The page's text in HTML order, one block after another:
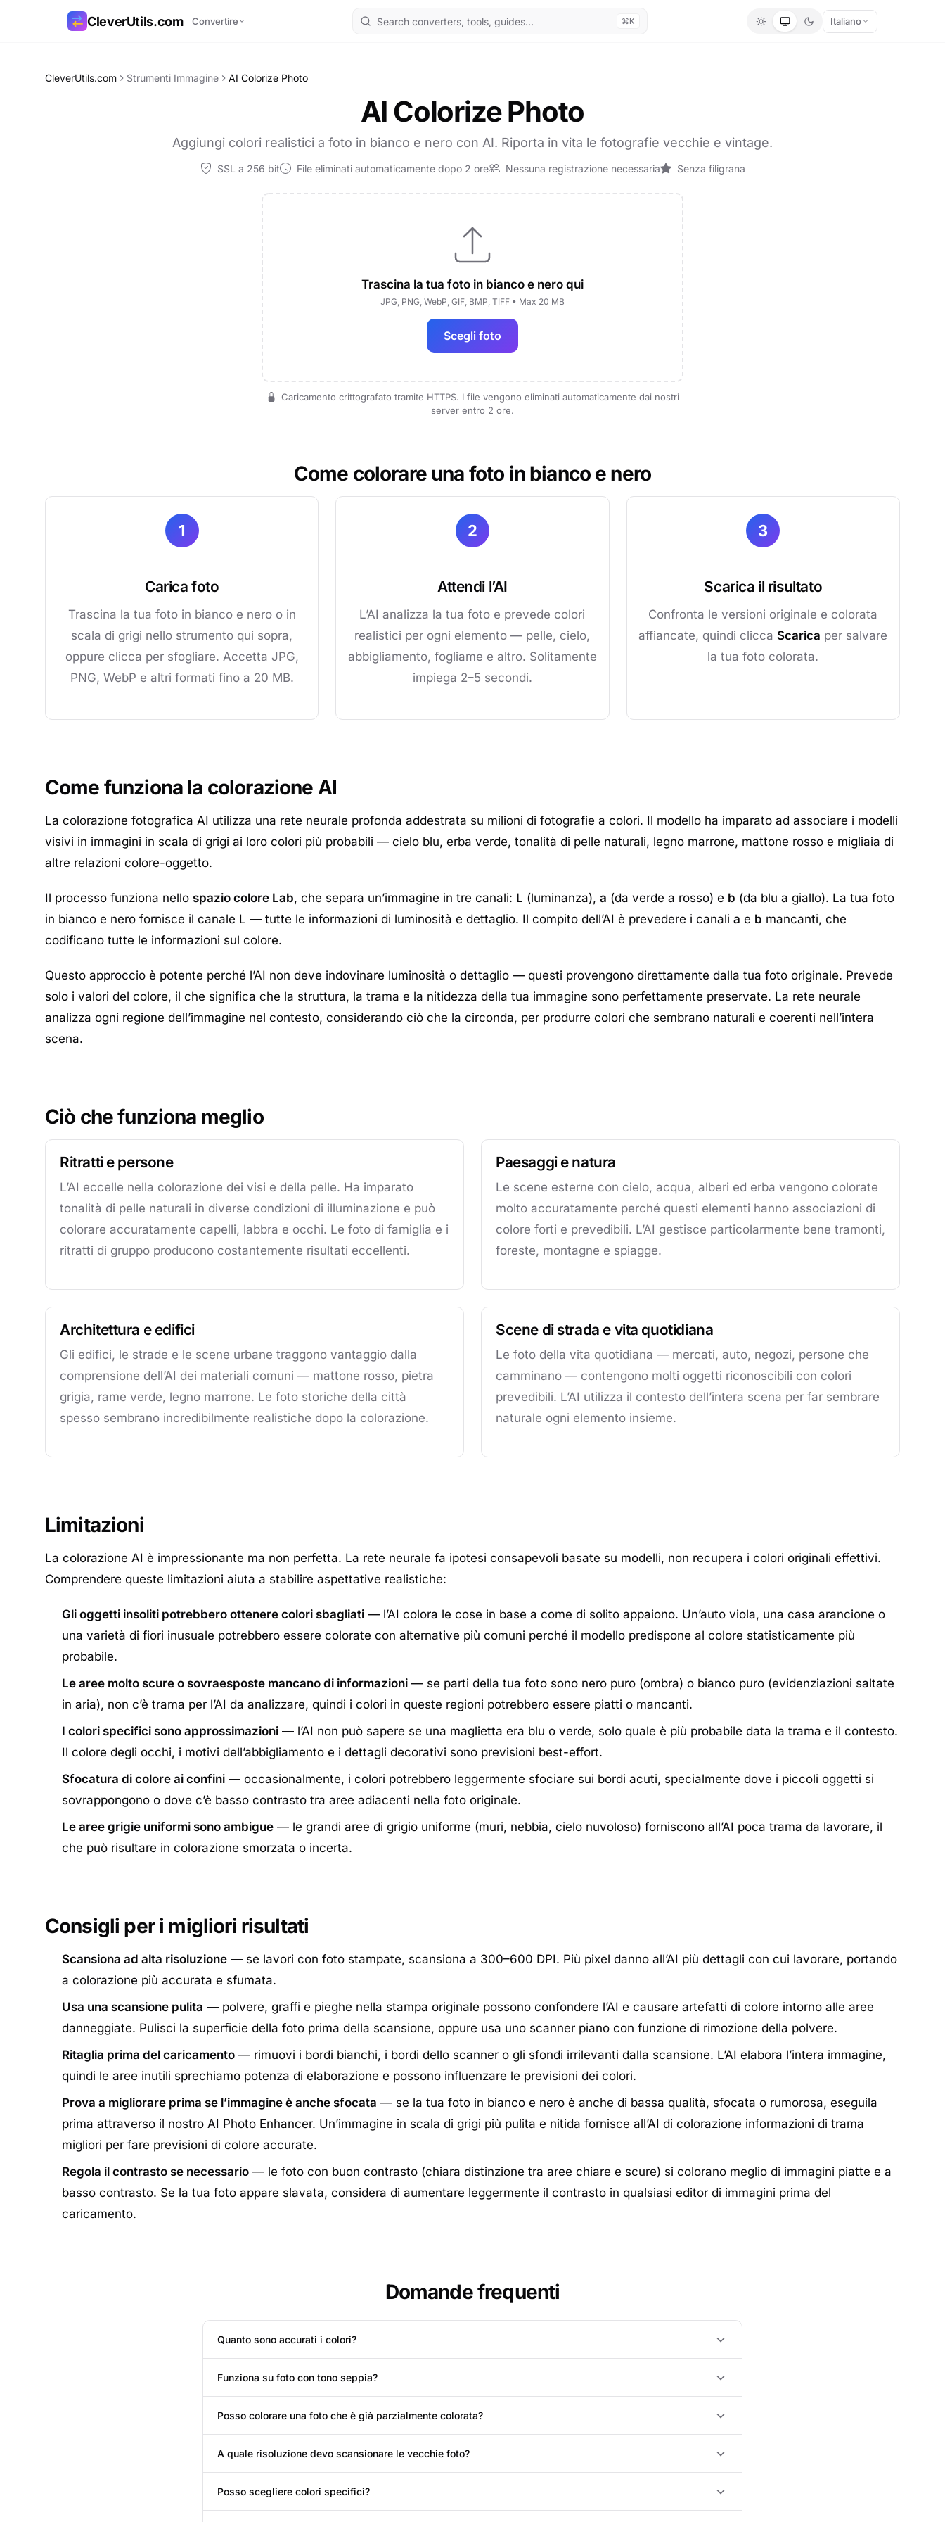
CleverUtils.com Convertire ⌘K Italiano
CleverUtils.com Strumenti Immagine AI Colorize Photo
AI Colorize Photo
Aggiungi colori realistici a foto in bianco e nero con AI. Riporta in vita le fotografie vecchie e vintage.
SSL a 256 bit File eliminati automaticamente dopo 2 ore Nessuna registrazione necessaria Senza filigrana
Trascina la tua foto in bianco e nero qui
JPG, PNG, WebP, GIF, BMP, TIFF • Max 20 MB
Scegli foto
Caricamento crittografato tramite HTTPS. I file vengono eliminati automaticamente dai nostri
server entro 2 ore.
Come colorare una foto in bianco e nero
1
Carica foto
Trascina la tua foto in bianco e nero o in
scala di grigi nello strumento qui sopra,
oppure clicca per sfogliare. Accetta JPG,
PNG, WebP e altri formati fino a 20 MB.
2
Attendi l’AI
L’AI analizza la tua foto e prevede colori
realistici per ogni elemento — pelle, cielo,
abbigliamento, fogliame e altro. Solitamente
impiega 2–5 secondi.
3
Scarica il risultato
Confronta le versioni originale e colorata
affiancate, quindi cliccaScarica per salvare
la tua foto colorata.
Come funziona la colorazione AI
La colorazione fotografica AI utilizza una rete neurale profonda addestrata su milioni di fotografie a colori. Il modello ha imparato ad associare i modelli
visivi in immagini in scala di grigi ai loro colori più probabili — cielo blu, erba verde, tonalità di pelle naturali, legno marrone, mattone rosso e migliaia di
altre relazioni colore-oggetto.
Il processo funziona nello spazio colore Lab, che separa un’immagine in tre canali: L (luminanza), a (da verde a rosso) e b (da blu a giallo). La tua foto
in bianco e nero fornisce il canale L — tutte le informazioni di luminosità e dettaglio. Il compito dell’AI è prevedere i canali a e b mancanti, che
codificano tutte le informazioni sul colore.
Questo approccio è potente perché l’AI non deve indovinare luminosità o dettaglio — questi provengono direttamente dalla tua foto originale. Prevede
solo i valori del colore, il che significa che la struttura, la trama e la nitidezza della tua immagine sono perfettamente preservate. La rete neurale
analizza ogni regione dell’immagine nel contesto, considerando ciò che la circonda, per produrre colori che sembrano naturali e coerenti nell’intera
scena.
Ciò che funziona meglio
Ritratti e persone
L’AI eccelle nella colorazione dei visi e della pelle. Ha imparato
tonalità di pelle naturali in diverse condizioni di illuminazione e può
colorare accuratamente capelli, labbra e occhi. Le foto di famiglia e i
ritratti di gruppo producono costantemente risultati eccellenti.
Paesaggi e natura
Le scene esterne con cielo, acqua, alberi ed erba vengono colorate
molto accuratamente perché questi elementi hanno associazioni di
colore forti e prevedibili. L’AI gestisce particolarmente bene tramonti,
foreste, montagne e spiagge.
Architettura e edifici
Gli edifici, le strade e le scene urbane traggono vantaggio dalla
comprensione dell’AI dei materiali comuni — mattone rosso, pietra
grigia, rame verde, legno marrone. Le foto storiche della città
spesso sembrano incredibilmente realistiche dopo la colorazione.
Scene di strada e vita quotidiana
Le foto della vita quotidiana — mercati, auto, negozi, persone che
camminano — contengono molti oggetti riconoscibili con colori
prevedibili. L’AI utilizza il contesto dell’intera scena per far sembrare
naturale ogni elemento insieme.
Limitazioni
La colorazione AI è impressionante ma non perfetta. La rete neurale fa ipotesi consapevoli basate su modelli, non recupera i colori originali effettivi.
Comprendere queste limitazioni aiuta a stabilire aspettative realistiche:
Gli oggetti insoliti potrebbero ottenere colori sbagliati — l’AI colora le cose in base a come di solito appaiono. Un’auto viola, una casa arancione o
una varietà di fiori inusuale potrebbero essere colorate con alternative più comuni perché il modello predispone al colore statisticamente più
probabile.
Le aree molto scure o sovraesposte mancano di informazioni — se parti della tua foto sono nero puro (ombra) o bianco puro (evidenziazioni saltate
in aria), non c’è trama per l’AI da analizzare, quindi i colori in queste regioni potrebbero essere piatti o mancanti.
I colori specifici sono approssimazioni — l’AI non può sapere se una maglietta era blu o verde, solo quale è più probabile data la trama e il contesto.
Il colore degli occhi, i motivi dell’abbigliamento e i dettagli decorativi sono previsioni best-effort.
Sfocatura di colore ai confini — occasionalmente, i colori potrebbero leggermente sfociare sui bordi acuti, specialmente dove i piccoli oggetti si
sovrappongono o dove c’è basso contrasto tra aree adiacenti nella foto originale.
Le aree grigie uniformi sono ambigue — le grandi aree di grigio uniforme (muri, nebbia, cielo nuvoloso) forniscono all’AI poca trama da lavorare, il
che può risultare in colorazione smorzata o incerta.
Consigli per i migliori risultati
Scansiona ad alta risoluzione — se lavori con foto stampate, scansiona a 300–600 DPI. Più pixel danno all’AI più dettagli con cui lavorare, portando
a colorazione più accurata e sfumata.
Usa una scansione pulita — polvere, graffi e pieghe nella stampa originale possono confondere l’AI e causare artefatti di colore intorno alle aree
danneggiate. Pulisci la superficie della foto prima della scansione, oppure usa uno scanner piano con funzione di rimozione della polvere.
Ritaglia prima del caricamento — rimuovi i bordi bianchi, i bordi dello scanner o gli sfondi irrilevanti dalla scansione. L’AI elabora l’intera immagine,
quindi le aree inutili sprechiamo potenza di elaborazione e possono influenzare le previsioni dei colori.
Prova a migliorare prima se l’immagine è anche sfocata — se la tua foto in bianco e nero è anche di bassa qualità, sfocata o rumorosa, eseguila
prima attraverso il nostro AI Photo Enhancer. Un’immagine in scala di grigi più pulita e nitida fornisce all’AI di colorazione informazioni di trama
migliori per fare previsioni di colore accurate.
Regola il contrasto se necessario — le foto con buon contrasto (chiara distinzione tra aree chiare e scure) si colorano meglio di immagini piatte e a
basso contrasto. Se la tua foto appare slavata, considera di aumentare leggermente il contrasto in qualsiasi editor di immagini prima del
caricamento.
Domande frequenti
Quanto sono accurati i colori?
Funziona su foto con tono seppia?
Posso colorare una foto che è già parzialmente colorata?
A quale risoluzione devo scansionare le vecchie foto?
Posso scegliere colori specifici?